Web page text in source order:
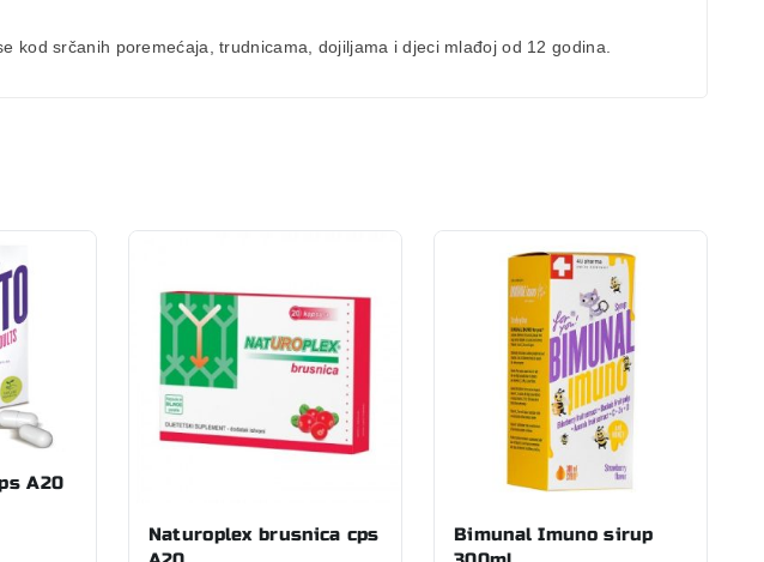
srčanih poremećaja, trudnicama, dojiljama i djeci mlađoj od 12 godina.
A20
Naturoplex brusnica cps
Bimunal Imuno sirup